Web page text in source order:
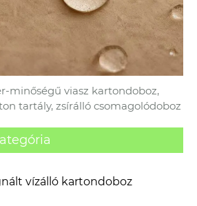
minőségű viasz kartondoboz,
tartály, zsírálló csomagolódoboz
vízálló kartondoboz